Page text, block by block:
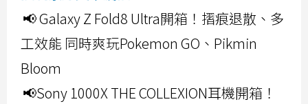
📢 Galaxy Z Fold8 Ultra開箱！摺痕退散、多
工效能 同時爽玩Pokemon GO、Pikmin
Bloom
📢Sony 1000X THE COLLEXION耳機開箱！